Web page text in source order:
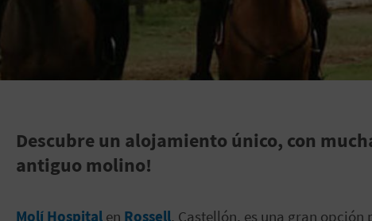
Descubre un alojamiento único, con
antiguo molino!
Molí Hospital en Rossell, Castellón, es una gran